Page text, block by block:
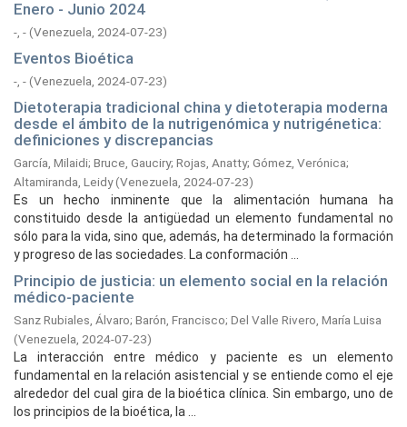
Enero - Junio 2024
-, -(Venezuela, 2024-07-23)
Eventos Bioética
-, -(Venezuela, 2024-07-23)
Dietoterapia tradicional china y dietoterapia moderna
desde el ámbito de la nutrigenómica y nutrigénetica:
definiciones y discrepancias
García, Milaidi; Bruce, Gauciry; Rojas, Anatty; Gómez, Verónica;
Altamiranda, Leidy(Venezuela, 2024-07-23)
Es un hecho inminente que la alimentación humana ha
constituido desde la antigüedad un elemento fundamental no
sólo para la vida, sino que, además, ha determinado la formación
y progreso de las sociedades. La conformación ...
Principio de justicia: un elemento social en la relación
médico-paciente
Sanz Rubiales, Álvaro; Barón, Francisco; Del Valle Rivero, María Luisa
(Venezuela, 2024-07-23)
La interacción entre médico y paciente es un elemento
fundamental en la relación asistencial y se entiende como el eje
alrededor del cual gira de la bioética clínica. Sin embargo, uno de
los principios de la bioética, la ...